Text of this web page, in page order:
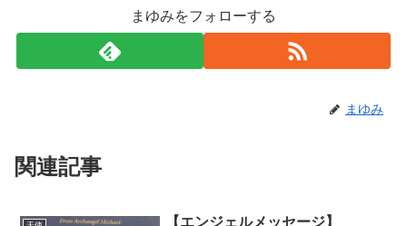
まゆみをフォローする
まゆみ
関連記事
【エンジェルメッセージ】